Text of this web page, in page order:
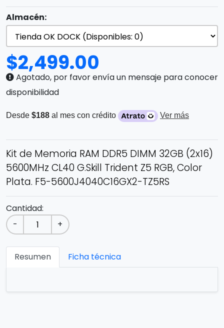
Almacén:
$2,499.00
Agotado, por favor envía un mensaje para conocer
disponibilidad
Desde $188 al mes con crédito Ver más
Kit de Memoria RAM DDR5 DIMM 32GB (2x16)
5600MHz CL40 G.Skill Trident Z5 RGB, Color
Plata. F5-5600J4040C16GX2-TZ5RS
Cantidad:
-
+
Resumen Ficha técnica